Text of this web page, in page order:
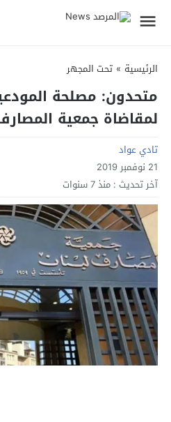
الرئيسية » تحت المجهر
متحدون: مصلحة
لمقاضاة جمعية
تادي عواد
21 نوفمبر 2019
آخر تحديث : منذ 7 سنوات